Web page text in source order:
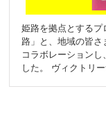
の中で健康を意識す
パパママ世代の方々
「今の自分の健康
た。 次回「ぼうしやフェスタ」はアクリエ姫路で開催予定！ 本
イベントは、2025
クリエ姫路」での
姫路を拠点とするプ
路」と、地域の皆
コラボレーション
した。 ヴィクトリ